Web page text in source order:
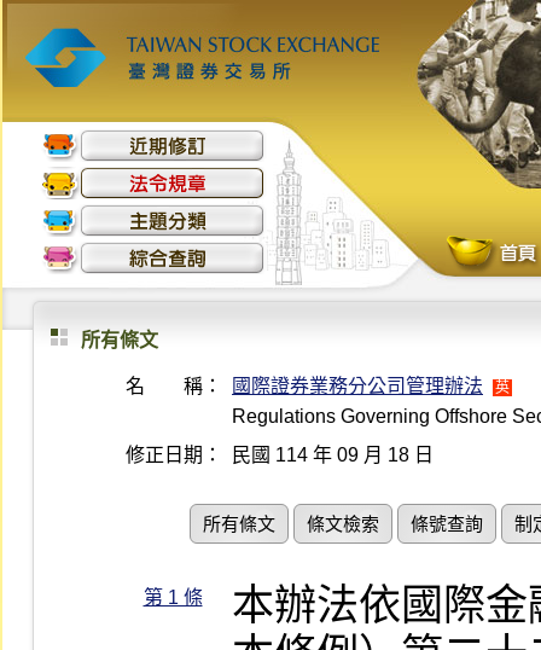
所有條文
名 稱： 國際證券業務分公司管理辦法 英
Regulations Governing Offshore
修正日期：
民國 114 年 09 月 18 日
所有條文 條文檢索 條號查詢 制
第 1 條
本辦法依國際